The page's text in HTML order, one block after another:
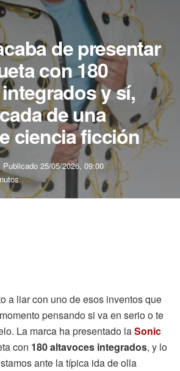
de presentar
con 180
y sí,
de una
ciencia ficción
Publicado 25/05/2026, 09:00
a liar con uno de esos inventos que
pensando si va en serio o te
La marca ha presentado laSonic
con 180 altavoces integrados, y lo
ante la típica ida de olla